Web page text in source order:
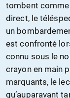
tombent comme
direct, le
un
est confronté
connu sous le
crayon en main
marquants, le
qu’auparavant